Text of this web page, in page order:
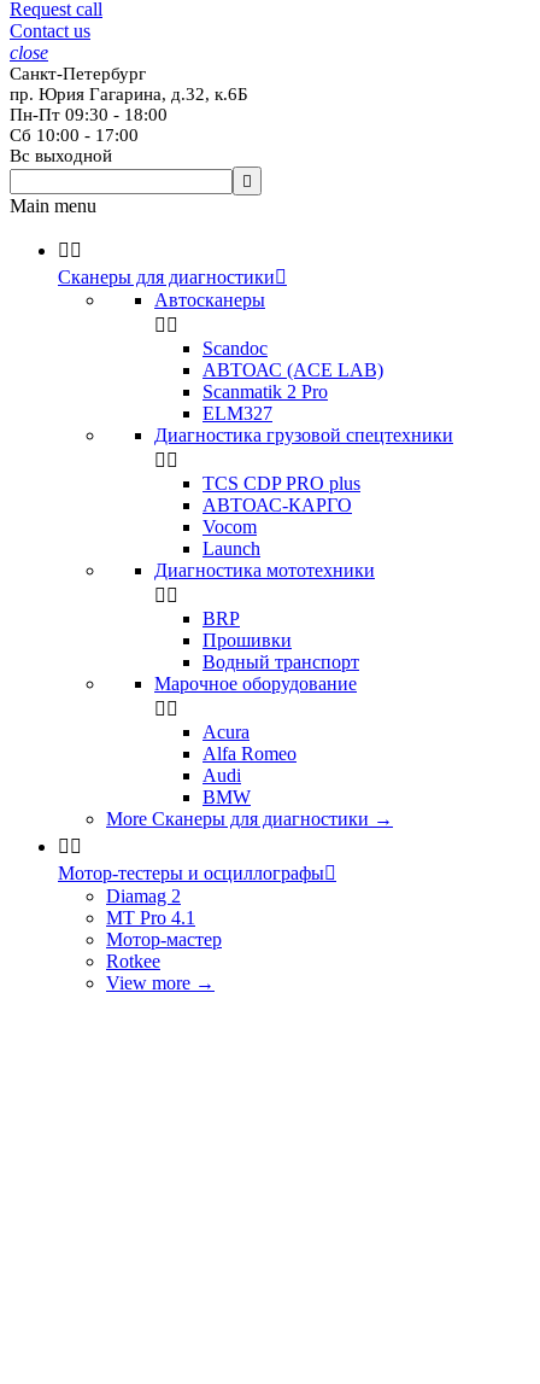
Request call
Contact us
close
Санкт-Петербург
пр. Юрия Гагарина, д.32, к.6Б
Пн-Пт 09:30 - 18:00
Сб 10:00 - 17:00
Вс выходной

Main menu
 
Сканеры для диагностики
Автосканеры
 
Scandoc
АВТОАС (ACE LAB)
Scanmatik 2 Pro
ELM327
Диагностика грузовой спецтехники
 
TCS CDP PRO plus
АВТОАС-КАРГО
Vocom
Launch
Диагностика мототехники
 
BRP
Прошивки
Водный транспорт
Марочное оборудование
 
Acura
Alfa Romeo
Audi
BMW
More Сканеры для диагностики →
 
Мотор-тестеры и осциллографы
Diamag 2
MT Pro 4.1
Мотор-мастер
Rotkee
View more →